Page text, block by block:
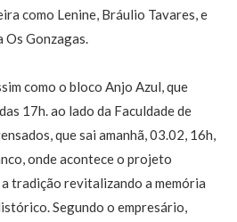
como Lenine, Bráulio Tavares, e
Os Gonzagas.
como o bloco Anjo Azul, que
17h. ao lado da Faculdade de
que sai amanhã, 03.02, 16h,
onde acontece o projeto
a tradição revitalizando a memória
Segundo o empresário,